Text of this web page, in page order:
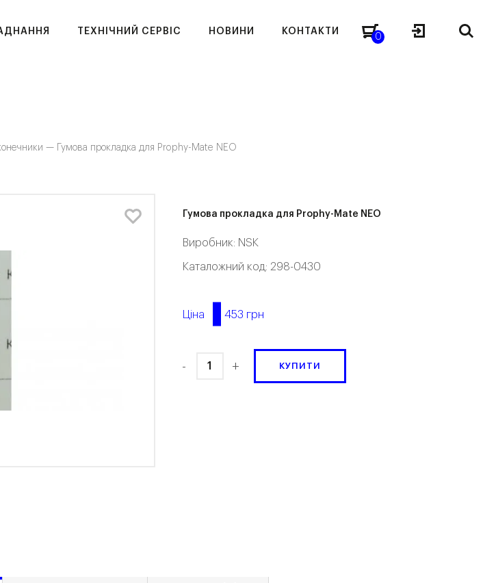
ТЕХНІЧНИЙ СЕРВІС НОВИНИ КОНТАКТИ
0
— Гумова прокладка для Prophy-Mate NEO
Гумова прокладка для Prophy-Mate NEO
Виробник: NSK
Каталожний код: 298-0430
Ціна 453 грн
- + КУПИТИ